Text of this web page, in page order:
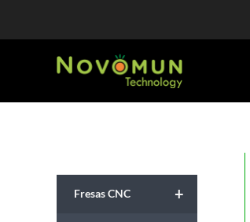
contenido
+
Fresas CNC